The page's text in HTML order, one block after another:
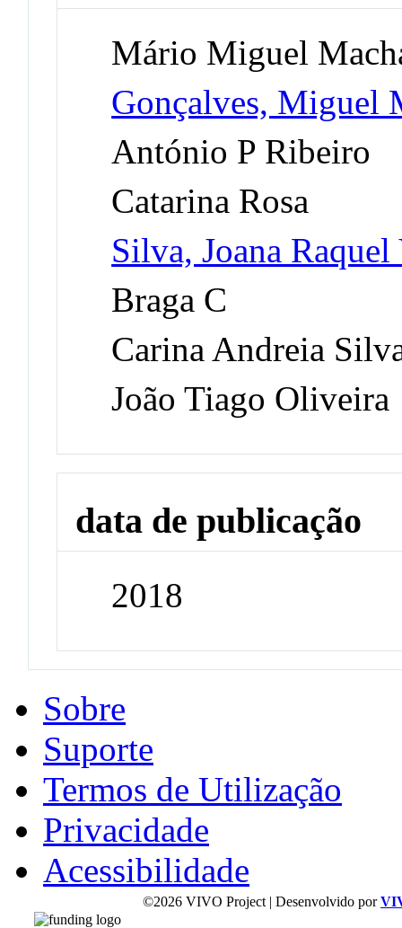
Mário Miguel
Gonçalves, Miguel
António P Ribeiro
Catarina Rosa
Silva, Joana Raquel
Braga C
Carina Andreia
João Tiago Oliveira
data de publicação
2018
Sobre
Suporte
Termos de Utilização
Privacidade
Acessibilidade
©2026 VIVO Project | Desenvolvido por